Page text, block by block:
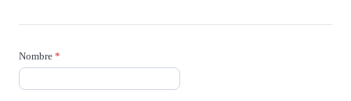
Nombre *